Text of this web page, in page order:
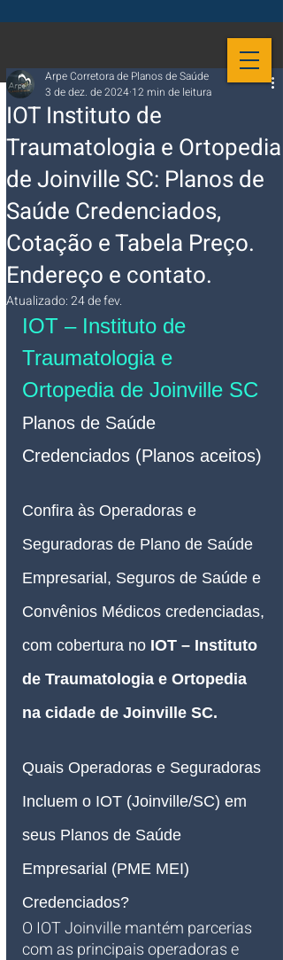
IOT Instituto de
Traumatologia e Ortopedia
de Joinville SC: Planos de
Saúde Credenciados,
Cotação e Tabela Preço.
Endereço e contato.
Arpe Corretora de Planos de Saúde
3 de dez. de 2024 12 min de leitura
Atualizado:24 de fev.
IOT – Instituto de
Traumatologia e
Ortopedia de Joinville SC
Planos de Saúde
Credenciados (Planos aceitos)
Confira às Operadoras e
Seguradoras de Plano de Saúde
Empresarial, Seguros de Saúde e
Convênios Médicos credenciadas,
com cobertura no IOT – Instituto
de Traumatologia e Ortopedia
na cidade de Joinville SC.
Quais Operadoras e Seguradoras
Incluem o IOT (Joinville/SC) em
seus Planos de Saúde
Empresarial (PME MEI)
Credenciados?
O IOT Joinville mantém parcerias
com as principais operadoras e